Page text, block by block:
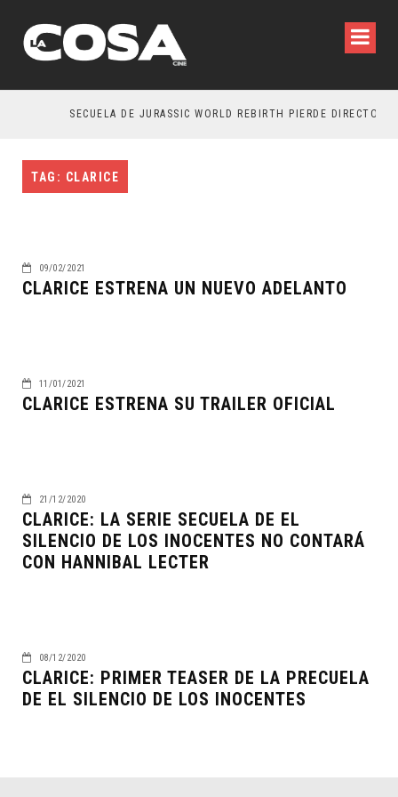
SECUELA DE JURASSIC WORLD REBIRTH PIERDE DIRECTOR
TAG: CLARICE
09/02/2021
CLARICE ESTRENA UN NUEVO ADELANTO
11/01/2021
CLARICE ESTRENA SU TRAILER OFICIAL
21/12/2020
CLARICE: LA SERIE SECUELA DE EL
SILENCIO DE LOS INOCENTES NO CONTARÁ
CON HANNIBAL LECTER
08/12/2020
CLARICE: PRIMER TEASER DE LA PRECUELA
DE EL SILENCIO DE LOS INOCENTES